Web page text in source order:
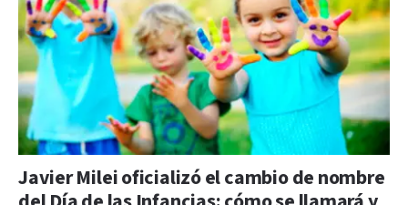
Javier Milei oficializó el cambio de nombre